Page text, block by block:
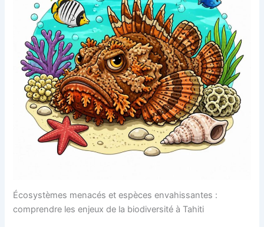
Écosystèmes menacés et espèces envahissantes :
comprendre les enjeux de la biodiversité à Tahiti